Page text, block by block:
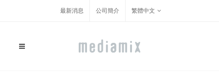
最新消息 公司簡介 繁體中文